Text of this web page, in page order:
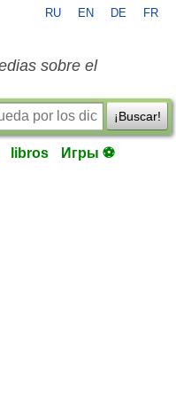
RU EN DE FR
sobre el
¡Buscar!
libros Игры ⚽